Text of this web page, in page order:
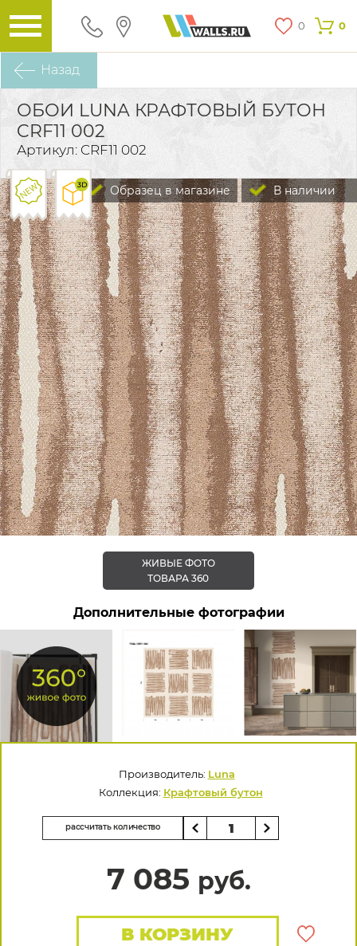
0 0
Назад
ОБОИ LUNA КРАФТОВЫЙ БУТОН
CRF11 002
Артикул: CRF11 002
В наличии
Образец в магазине
ЖИВЫЕ ФОТО
ТОВАРА 360
Дополнительные фотографии
Производитель: Luna
Коллекция: Крафтовый бутон
рассчитать количество
7 085 руб.
В КОРЗИНУ